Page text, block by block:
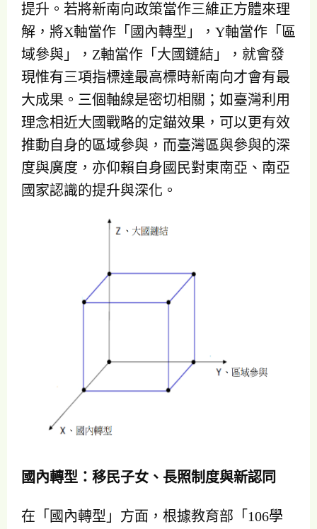
提升。若將新南向政策當作三維正方體來理
解，將X軸當作「國內轉型」，Y軸當作「區
域參與」，Z軸當作「大國鏈結」，就會發
現惟有三項指標達最高標時新南向才會有最
大成果。三個軸線是密切相關；如臺灣利用
理念相近大國戰略的定錨效果，可以更有效
推動自身的區域參與，而臺灣區與參與的深
度與廣度，亦仰賴自身國民對東南亞、南亞
國家認識的提升與深化。
國內轉型：移民子女、長照制度與新認同
在「國內轉型」方面，根據教育部「106學